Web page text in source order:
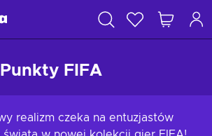
FIFA
realizm czeka na entuzjastów